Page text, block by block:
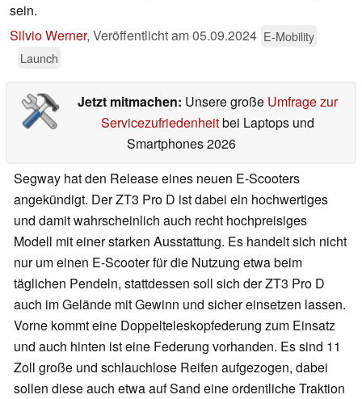
sein.
Silvio Werner, Veröffentlicht am05.09.2024 E-Mobility
Launch
Jetzt mitmachen: Unsere große Umfrage zur
Servicezufriedenheitbei Laptops und
Smartphones 2026
Segway hat den Release eines neuen E-Scooters
angekündigt. Der ZT3 Pro D ist dabei ein hochwertiges
und damit wahrscheinlich auch recht hochpreisiges
Modell mit einer starken Ausstattung. Es handelt sich nicht
nur um einen E-Scooter für die Nutzung etwa beim
täglichen Pendeln, stattdessen soll sich der ZT3 Pro D
auch im Gelände mit Gewinn und sicher einsetzen lassen.
Vorne kommt eine Doppelteleskopfederung zum Einsatz
und auch hinten ist eine Federung vorhanden. Es sind 11
Zoll große und schlauchlose Reifen aufgezogen, dabei
sollen diese auch etwa auf Sand eine ordentliche Traktion